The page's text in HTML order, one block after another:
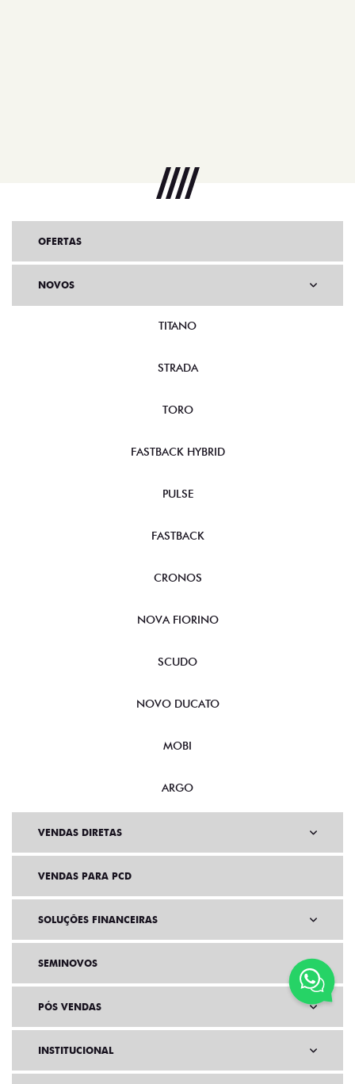
OFERTAS
NOVOS
TITANO
STRADA
TORO
FASTBACK HYBRID
PULSE
FASTBACK
CRONOS
NOVA FIORINO
SCUDO
NOVO DUCATO
MOBI
ARGO
VENDAS DIRETAS
VENDAS PARA PCD
SOLUÇÕES FINANCEIRAS
SEMINOVOS
PÓS VENDAS
INSTITUCIONAL